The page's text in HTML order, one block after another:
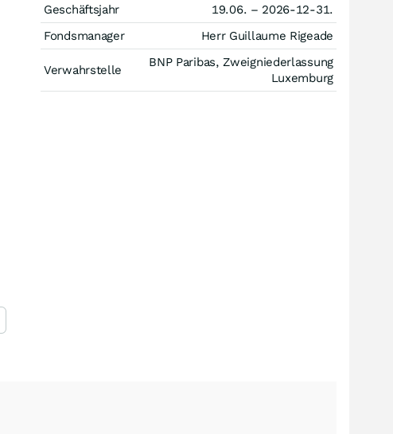
Geschäftsjahr
19.06. – 2026-12-31.
Fondsmanager
Herr Guillaume Rigeade
Verwahrstelle
BNP Paribas, Zweigniederlassung
Luxemburg